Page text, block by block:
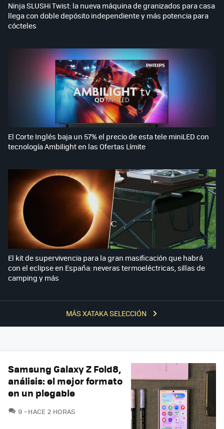
MÁS XATAKA SELECCIÓN
Ninja SLUSHi Twist: la nueva máquina de granizados para casa
llega con doble depósito independiente y más potencia para
cócteles
El Corte Inglés baja un 57% el precio de esta tele miniLED con
tecnología Ambilight en las Ofertas Límite
El kit de supervivencia para la gran masificación que habrá
con el eclipse en España: neveras termoeléctricas, sillas de
camping y más
Samsung Galaxy Z Fold8,
análisis: el mejor formato
en un plegable
9 COMENTARIOS
HACE 2 HORAS